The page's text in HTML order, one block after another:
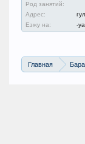
Род занятий:
Адрес:
Езжу на:
-
Главная